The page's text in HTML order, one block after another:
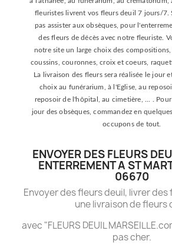
fleuristes livrent vos fleurs deuil 7 jours/7.
pas assister aux obsèques, pour
des fleurs de décès avec notre fleuriste.
notre site un large choix des compositions,
coussins, couronnes, croix et coeurs,
La livraison des fleurs sera réalisée le jour
choix au funérarium, à l'Eglise, au
reposoir de l'hôpital, au cimetière, ... .
jour des obsèques, commandez en
occupons de tout.
ENVOYER DES FLEURS
ENTERREMENT A ST
06670
Envoyer des fleurs deuil, livrer
une livraison de fleurs
avec "FLEURS DEUIL
pas cher.